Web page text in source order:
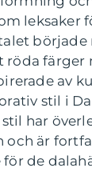
leksaker
började
röda färger
av
stil i
har
och är
de